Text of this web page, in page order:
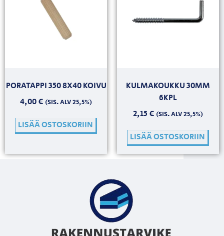
PORATAPPI 350 8X40 KOIVU
4,00€ (SIS. ALV 25,5%)
LISÄÄ OSTOSKORIIN
KULMAKOUKKU 30MM
6KPL
2,15€ (SIS. ALV 25,5%)
LISÄÄ OSTOSKORIIN